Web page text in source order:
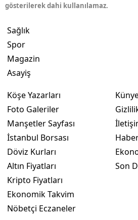
gösterilerek dahi kullanılamaz.
Sağlık
Spor
Magazin
Asayiş
Köşe Yazarları
Foto Galeriler
Manşetler Sayfası
İstanbul Borsası
Döviz Kurları
Altın Fiyatları
Kripto Fiyatları
Ekonomik Takvim
Nöbetçi Eczaneler
Son